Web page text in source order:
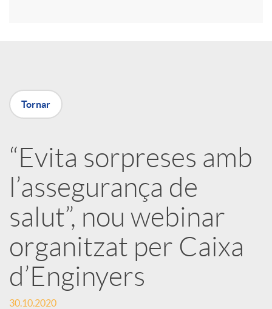
X
r
x
e
s
Tornar
“Evita sorpreses amb
l’assegurança de
salut”, nou webinar
organitzat per Caixa
d’Enginyers
30.10.2020